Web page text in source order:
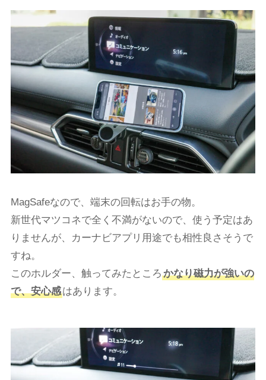
MagSafeなので、端末の回転はお手の物。
新世代マツコネで全く不満がないので、使う予定はあ
りませんが、カーナビアプリ用途でも相性良さそうで
すね。
このホルダー、触ってみたところ かなり磁力が強いの
で、安心感はあります。